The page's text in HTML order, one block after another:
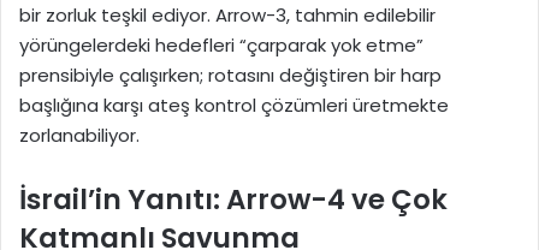
bir zorluk teşkil ediyor. Arrow-3, tahmin edilebilir
yörüngelerdeki hedefleri “çarparak yok etme”
prensibiyle çalışırken; rotasını değiştiren bir harp
başlığına karşı ateş kontrol çözümleri üretmekte
zorlanabiliyor.
İsrail’in Yanıtı: Arrow-4 ve Çok
Katmanlı Savunma